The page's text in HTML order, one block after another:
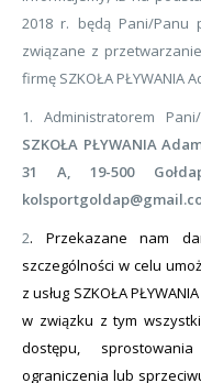
2018 r. będą Pani/Panu
związane z
firmę SZKOŁA PŁYWANIA
1. Administratorem
SZKOŁA PŁYWANIA
31 A, 19-500
2. Przekazane nam
szczególności w celu
z usług SZKOŁA
w związku z tym
dostępu,
ograniczenia lub